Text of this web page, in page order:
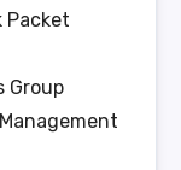
Packet
Group